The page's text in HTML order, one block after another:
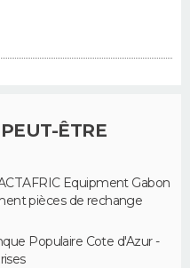
ÊTRE
Equipment Gabon
pièces de rechange
Populaire Cote d'Azur -